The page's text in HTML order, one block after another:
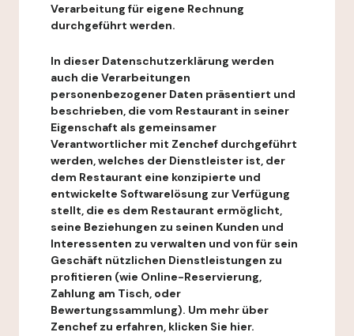
Verarbeitung für eigene Rechnung
durchgeführt werden.
In dieser Datenschutzerklärung werden
auch die Verarbeitungen
personenbezogener Daten präsentiert und
beschrieben, die vom Restaurant in seiner
Eigenschaft als gemeinsamer
Verantwortlicher mit Zenchef durchgeführt
werden, welches der Dienstleister ist, der
dem Restaurant eine konzipierte und
entwickelte Softwarelösung zur Verfügung
stellt, die es dem Restaurant ermöglicht,
seine Beziehungen zu seinen Kunden und
Interessenten zu verwalten und von für sein
Geschäft nützlichen Dienstleistungen zu
profitieren (wie Online-Reservierung,
Zahlung am Tisch, oder
Bewertungssammlung). Um mehr über
Zenchef zu erfahren, klicken Sie hier.